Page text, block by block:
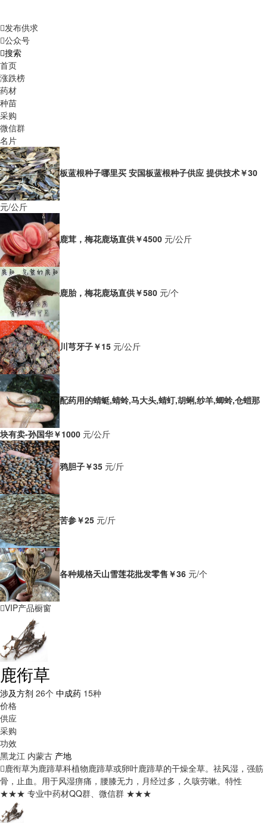
发布供求
公众号
搜索
首页
涨跌榜
药材
种苗
采购
微信群
名片
板蓝根种子哪里买 安国板蓝根种子供应 提供技术￥30
元/公斤
鹿茸，梅花鹿场直供￥4500 元/公斤
鹿胎，梅花鹿场直供￥580 元/个
川芎牙子￥15 元/公斤
配药用的蜻蜓,蜻蛉,马大头,蜻虰,胡蜊,纱羊,蝍蛉,仓螘那
块有卖-孙国华￥1000 元/公斤
鸦胆子￥35 元/斤
苦参￥25 元/斤
各种规格天山雪莲花批发零售 ￥36 元/个
VIP产品橱窗
鹿衔草
涉及方剂 26个 中成药 15种
价格
供应
采购
功效
黑龙江 内蒙古 产地
鹿衔草为鹿蹄草科植物鹿蹄草或卵叶鹿蹄草的干燥全草。祛风湿，强筋
骨，止血。用于风湿痹痛，腰膝无力，月经过多，久咳劳嗽。 特性
★★★ 专业中药材QQ群、微信群 ★★★